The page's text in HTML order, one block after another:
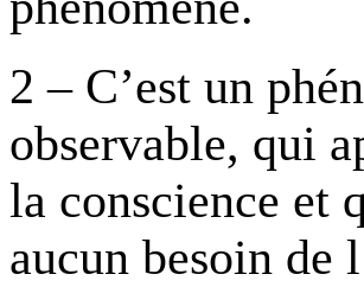
2 – C’est un
observable, qui
la conscience et
aucun besoin de